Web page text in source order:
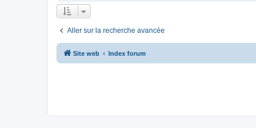
Aller sur la recherche avancée
Site web Index forum